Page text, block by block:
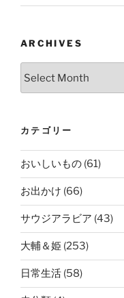
ARCHIVES
カテゴリー
おいしいもの (61)
お出かけ (66)
サウジアラビア (43)
大輔＆姫 (253)
日常生活 (58)